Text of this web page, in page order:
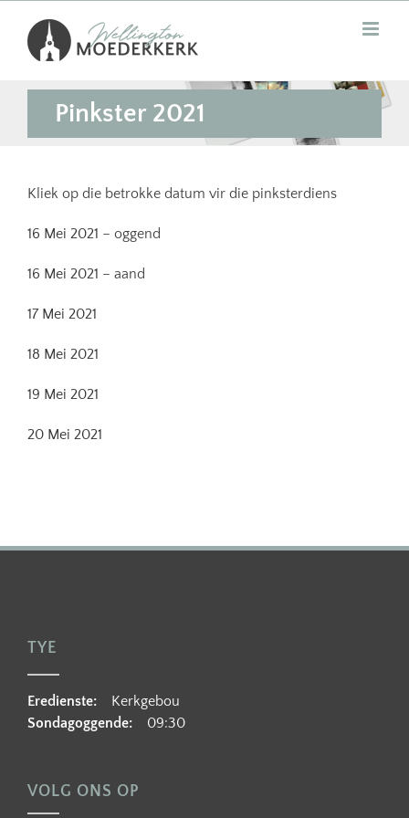
content
Pinkster 2021
Kliek op die betrokke datum vir die pinksterdiens
16 Mei 2021 – oggend
16 Mei 2021 – aand
17 Mei 2021
18 Mei 2021
19 Mei 2021
20 Mei 2021
TYE
Eredienste: Kerkgebou
Sondagoggende: 09:30
VOLG ONS OP